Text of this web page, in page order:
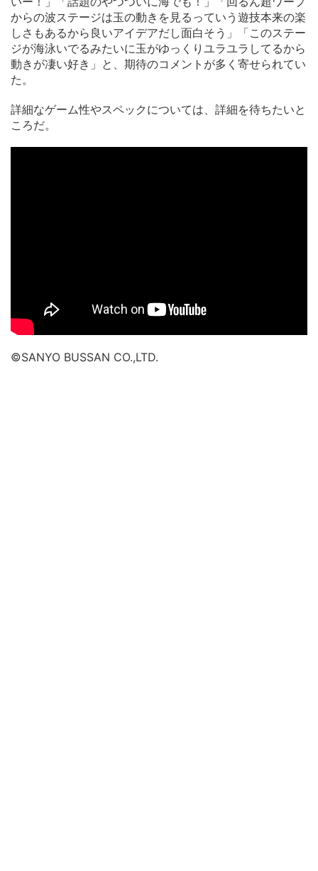
からの波ステージは玉の動きを見るっていう遊技本来の楽
しさもあるから良いアイデアだし面白そう」「このステー
ジが海泳いでるみたいに玉がゆっくりユラユラしてるから
動きが凄い好き」と、期待のコメントが多く寄せられてい
た。
詳細なゲーム性やスペックについては、詳細を待ちたいと
ころだ。
©SANYO BUSSAN CO.,LTD.